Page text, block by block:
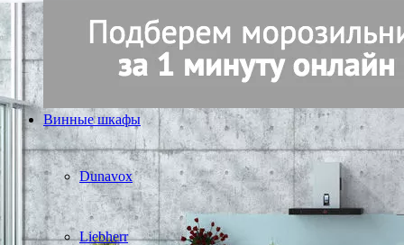
Винные шкафы
Dunavox
Liebherr